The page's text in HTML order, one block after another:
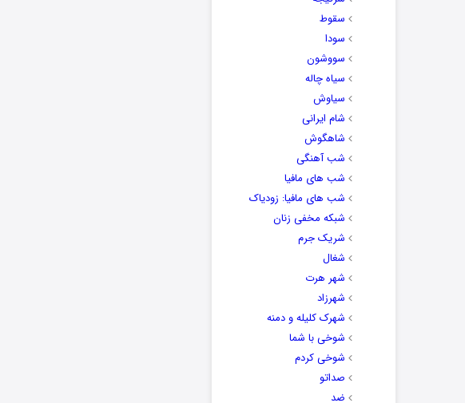
سقوط
سودا
سووشون
سیاه چاله
سیاوش
شام ایرانی
شاهگوش
شب آهنگی
شب های مافیا
شب های مافیا: زودیاک
شبکه مخفی زنان
شریک جرم
شغال
شهر هرت
شهرزاد
شهرک کلیله و دمنه
شوخی با شما
شوخی کردم
صداتو
ضد